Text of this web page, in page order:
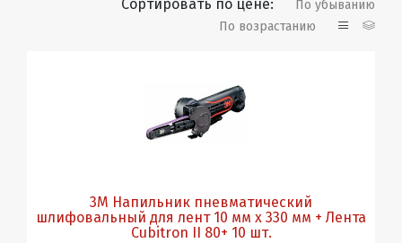
Сортировать по цене:
По убыванию
По возрастанию
3М Напильник пневматический
шлифовальный для лент 10 мм х 330 мм + Лента
Cubitron II 80+ 10 шт.